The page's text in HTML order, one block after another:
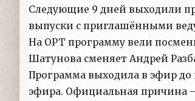
Следующие 9 дней выходили
выпуски с приглашёнными
На ОРТ программу вели
Шатунова сменяет Андрей
Программа выходила в эфир до
эфира. Официальная причина